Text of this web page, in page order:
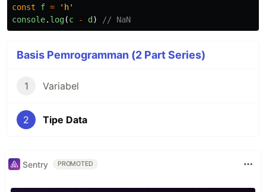
const
f = ' h'
console. log(c - d ) // NaN
Basis Pemrogramman (2 Part Series)
1 Variabel
2 Tipe Data
Sentry PROMOTED